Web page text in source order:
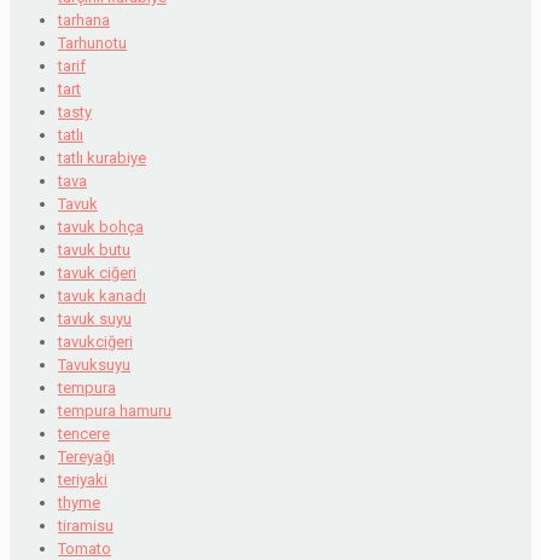
tarhana
Tarhunotu
tarif
tart
tasty
tatlı
tatlı kurabiye
tava
Tavuk
tavuk bohça
tavuk butu
tavuk ciğeri
tavuk kanadı
tavuk suyu
tavukciğeri
Tavuksuyu
tempura
tempura hamuru
tencere
Tereyağı
teriyaki
thyme
tiramisu
Tomato